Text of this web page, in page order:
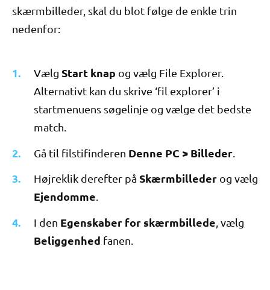
skærmbilleder, skal du blot følge de enkle trin
nedenfor:
Vælg Start knap og vælg File Explorer.
Alternativt kan du skrive ‘fil explorer’ i
startmenuens søgelinje og vælge det bedste
match.
Gå til filstifinderen Denne PC > Billeder
Højreklik derefter på Skærmbilleder og vælg
Ejendomme.
I den Egenskaber for skærmbillede , vælg
Beliggenhed fanen.